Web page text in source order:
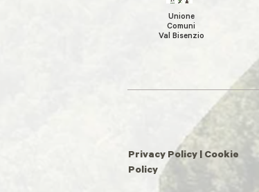
Unione
Comuni
Val Bisenzio
Privacy Policy | Cookie
Policy